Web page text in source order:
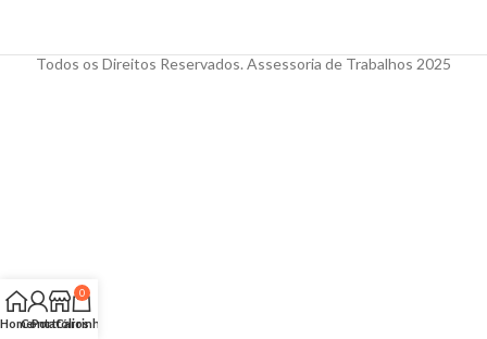
Todos os Direitos Reservados. Assessoria de Trabalhos 2025
HomeConta
Portfólios
0
Carrinho